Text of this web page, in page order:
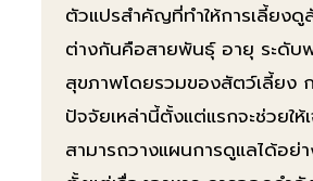
ตัวแปรสำคัญที่ทำให้การเลี้ยงดู
ต่างกันคือสายพันธุ์ อายุ ระดับ
สุขภาพโดยรวมของสัตว์เลี้ยง
ปัจจัยเหล่านี้ตั้งแต่แรกจะช่วยให้
สามารถวางแผนการดูแลได้อย่า